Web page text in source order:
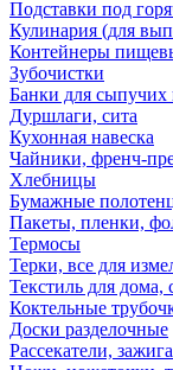
Подставки под
Кулинария (для
Контейнеры
Зубочистки
Банки для сыпучих
Дуршлаги, сита
Кухонная навеска
Чайники, френч-
Хлебницы
Бумажные
Пакеты, пленки,
Термосы
Терки, все для
Текстиль для дома,
Коктельные
Доски разделочные
Рассекатели,